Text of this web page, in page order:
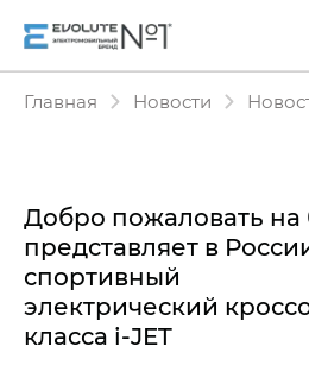
Главная Новости
Добро пожаловать на
представляет в
спортивный
электрический
класса i‑JET